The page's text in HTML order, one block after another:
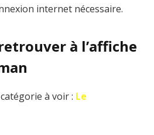
internet nécessaire.
à l’affiche
à voir : Le